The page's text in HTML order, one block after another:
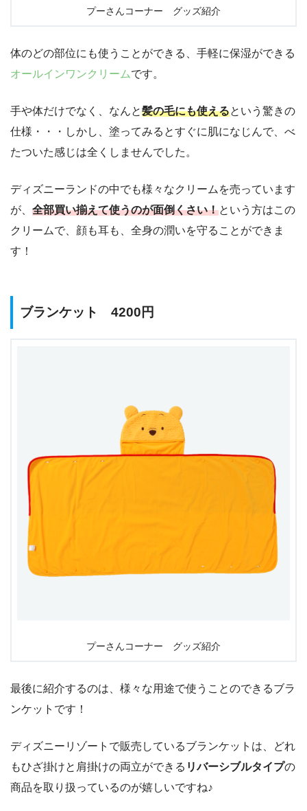
プーさんコーナー グッズ紹介
体のどの部位にも使うことができる、手軽に保湿ができる
オールインワンクリームです。
手や体だけでなく、なんと髪の毛にも使えるという驚きの
仕様・・・しかし、塗ってみるとすぐに肌になじんで、べ
たついた感じは全くしませんでした。
ディズニーランドの中でも様々なクリームを売っています
が、 全部買い揃えて使うのが面倒くさい！という方はこの
クリームで、顔も耳も、全身の潤いを守ることができま
す！
ブランケット 4200円
プーさんコーナー グッズ紹介
最後に紹介するのは、様々な用途で使うことのできるブラ
ンケットです！
ディズニーリゾートで販売しているブランケットは、どれ
もひざ掛けと肩掛けの両立ができる リバーシブルタイプの
商品を取り扱っているのが嬉しいですね♪